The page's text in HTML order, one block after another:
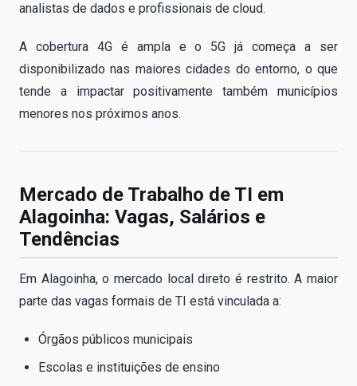
analistas de dados e profissionais de cloud.
A cobertura 4G é ampla e o 5G já começa a ser
disponibilizado nas maiores cidades do entorno, o que
tende a impactar positivamente também municípios
menores nos próximos anos.
Mercado de Trabalho de TI em
Alagoinha: Vagas, Salários e
Tendências
Em Alagoinha, o mercado local direto é restrito. A maior
parte das vagas formais de TI está vinculada a:
Órgãos públicos municipais
Escolas e instituições de ensino